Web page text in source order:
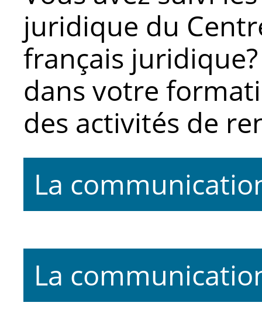
juridique du
français
dans votre
des activités de
La
Définitions : mots-croisés
Il faut que je quoi?
La